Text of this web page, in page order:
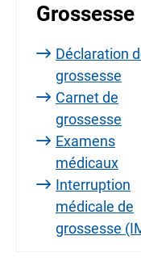
Grossesse
Déclaration
grossesse
Carnet de
grossesse
Examens
médicaux
Interruption
médicale de
grossesse